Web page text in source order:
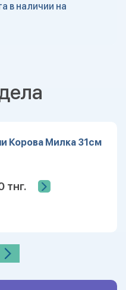
в наличии на
Корова Милка 31см
тнг.